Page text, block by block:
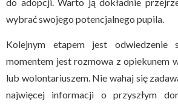
wybrać swojego potencjalnego pupila.
Kolejnym etapem jest odwiedzenie
momentem jest rozmowa z opiekunem
lub wolontariuszem. Nie wahaj się
najwięcej informacji o przyszłym